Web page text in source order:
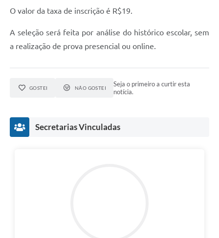
O valor da taxa de inscrição é R$19.
A seleção será feita por análise do histórico escolar, sem
a realização de prova presencial ou online.
GOSTEI NÃO GOSTEI
Seja o primeiro a curtir esta
notícia.
Secretarias Vinculadas